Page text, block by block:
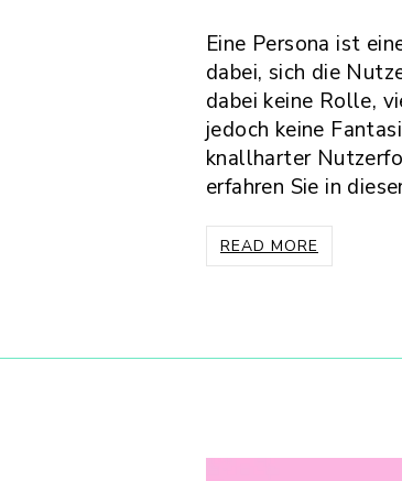
Eine Persona ist
dabei, sich die
dabei keine Rolle,
jedoch keine
knallharter
erfahren Sie in
READ MORE